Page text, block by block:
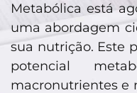
Metabólica está
uma abordagem
sua nutrição. Este
potencial
macronutrientes e